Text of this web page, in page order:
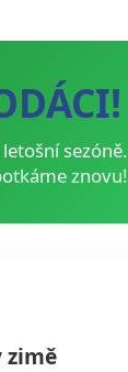
sezóně.
znovu!
zimě